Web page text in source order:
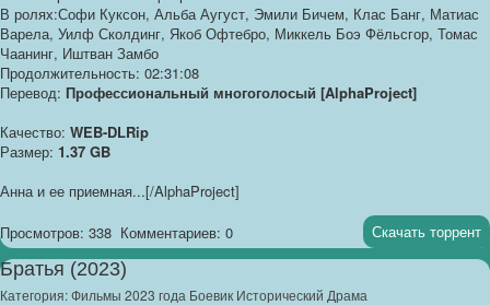
В ролях:Софи Куксон, Альба Аугуст, Эмили Бичем, Клас Банг, Матиас
Варела, Уилф Сколдинг, Якоб Офтебро, Миккель Боэ Фёльсгор, Томас
Чаанинг, Иштван Замбо
Продолжительность: 02:31:08
Перевод: Профессиональный многоголосый [AlphaProject]
Качество: WEB-DLRip
Размер: 1.37 GB
Анна и ее приемная...[/AlphaProject]
Просмотров: 338 Комментариев: 0 Скачать торрент
Братья (2023)
Категория:Фильмы 2023 года Боевик Исторический Драма